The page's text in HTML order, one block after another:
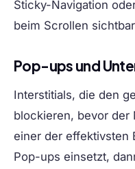
Sticky-Navigation
beim Scrollen
Pop-ups und
Interstitials, die den
blockieren, bevor der
einer der effektivsten
Pop-ups einsetzt,